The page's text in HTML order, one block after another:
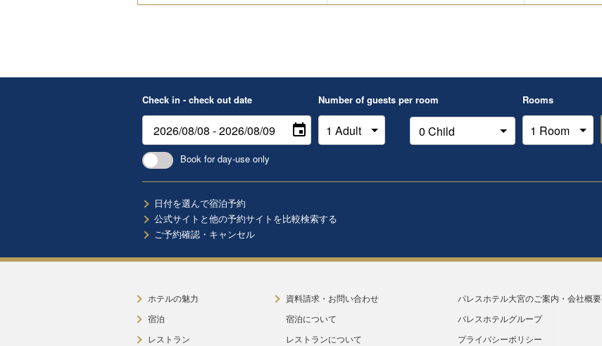
Check in - check out date Number of guests per room Rooms
Book for day-use only
日付を選んで宿泊予約
公式サイトと他の予約サイトを比較検索する
ご予約確認・キャンセル
ホテルの魅力
宿泊
レストラン
資料請求・お問い合わせ
宿泊について
レストランについて
パレスホテル大宮のご案内・会社概要
パレスホテルグループ
プライバシーポリシー